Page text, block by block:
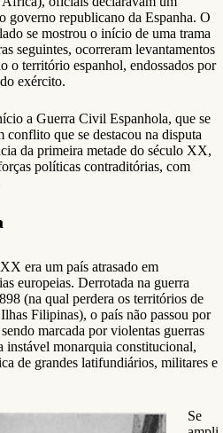
governo republicano da Espanha. O
se mostrou o início de uma trama
seguintes, ocorreram levantamentos
o território espanhol, endossados por
exército.
a Guerra Civil Espanhola, que se
conflito que se destacou na disputa
da primeira metade do século XX,
políticas contraditórias, com
era um país atrasado em
europeias. Derrotada na guerra
(na qual perdera os territórios de
Filipinas), o país não passou por
marcada por violentas guerras
instável monarquia constitucional,
de grandes latifundiários, militares e
Se